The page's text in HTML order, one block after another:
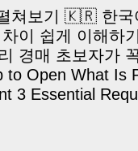
리해 드리겠습니
임대 중인 집주
관리업체에 관
고 있는 예비 임
쳐보기 🇰🇷 한국
이 쉽게 이해하
경매 초보자가
Open What Is
3 Essential